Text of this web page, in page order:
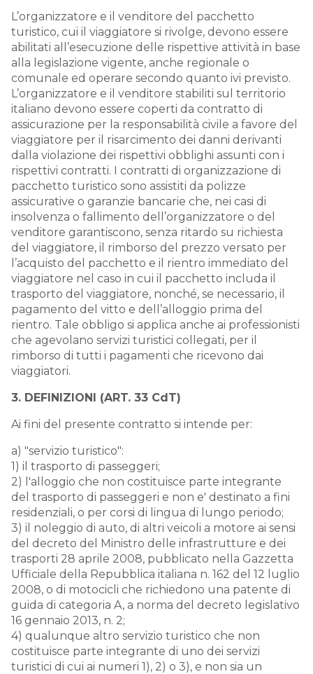
L’organizzatore e il venditore del pacchetto
turistico, cui il viaggiatore si rivolge, devono essere
abilitati all’esecuzione delle rispettive attività in base
alla legislazione vigente, anche regionale o
comunale ed operare secondo quanto ivi previsto.
L’organizzatore e il venditore stabiliti sul territorio
italiano devono essere coperti da contratto di
assicurazione per la responsabilità civile a favore del
viaggiatore per il risarcimento dei danni derivanti
dalla violazione dei rispettivi obblighi assunti con i
rispettivi contratti. I contratti di organizzazione di
pacchetto turistico sono assistiti da polizze
assicurative o garanzie bancarie che, nei casi di
insolvenza o fallimento dell’organizzatore o del
venditore garantiscono, senza ritardo su richiesta
del viaggiatore, il rimborso del prezzo versato per
l’acquisto del pacchetto e il rientro immediato del
viaggiatore nel caso in cui il pacchetto includa il
trasporto del viaggiatore, nonché, se necessario, il
pagamento del vitto e dell’alloggio prima del
rientro. Tale obbligo si applica anche ai professionisti
che agevolano servizi turistici collegati, per il
rimborso di tutti i pagamenti che ricevono dai
viaggiatori.
3. DEFINIZIONI (ART. 33 CdT)
Ai fini del presente contratto si intende per:
a) "servizio turistico":
1) il trasporto di passeggeri;
2) l'alloggio che non costituisce parte integrante
del trasporto di passeggeri e non e' destinato a fini
residenziali, o per corsi di lingua di lungo periodo;
3) il noleggio di auto, di altri veicoli a motore ai sensi
del decreto del Ministro delle infrastrutture e dei
trasporti 28 aprile 2008, pubblicato nella Gazzetta
Ufficiale della Repubblica italiana n. 162 del 12 luglio
2008, o di motocicli che richiedono una patente di
guida di categoria A, a norma del decreto legislativo
16 gennaio 2013, n. 2;
4) qualunque altro servizio turistico che non
costituisce parte integrante di uno dei servizi
turistici di cui ai numeri 1), 2) o 3), e non sia un